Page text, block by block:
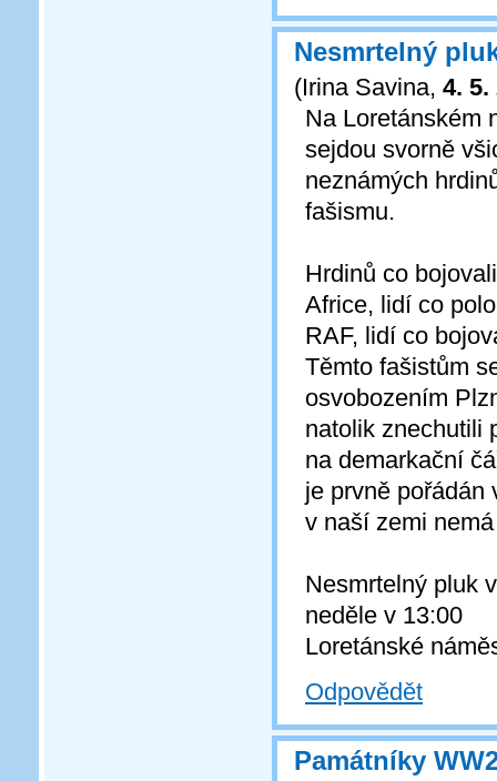
Nesmrtelný
(Irina Savina, 4. 5.
Na Loretánském
sejdou svorně
neznámých
fašismu.
Hrdinů co
Africe, lidí co
RAF, lidí co
Těmto fašistům
osvobozením
natolik znechutili
na demarkační
je prvně pořádán
v naší zemi
Nesmrtelný pluk
neděle v 13:00
Loretánské
Odpovědět
Památníky